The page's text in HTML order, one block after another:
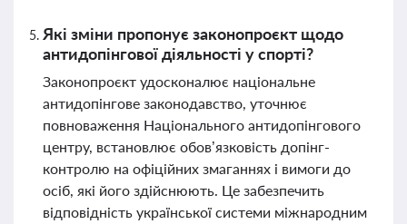
Які зміни пропонує законопроєкт щодо
антидопінгової діяльності у спорті?
Законопроєкт удосконалює національне
антидопінгове законодавство, уточнює
повноваження Національного антидопінгового
центру, встановлює обов’язковість допінг-
контролю на офіційних змаганнях і вимоги до
осіб, які його здійснюють. Це забезпечить
відповідність української системи міжнародним